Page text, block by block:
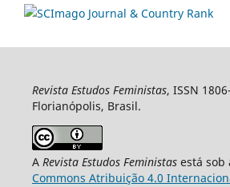
Revista Estudos Feministas, ISSN
Florianópolis, Brasil.
A Revista Estudos Feministasestá sob
Commons Atribuição 4.0